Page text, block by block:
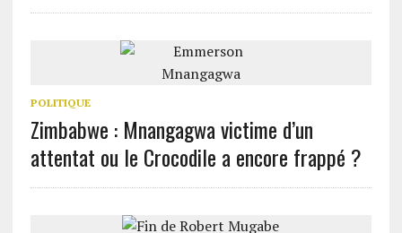
POLITIQUE
Zimbabwe : Mnangagwa victime d’un
attentat ou le Crocodile a encore frappé ?